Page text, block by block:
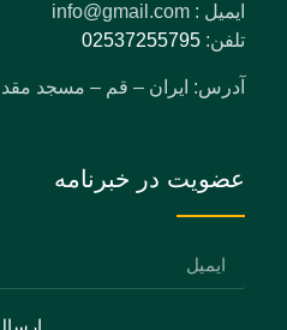
ایمیل : info@gmail.com
تلفن: 02537255795
آدرس: ایران – قم – مسجد
عضویت در خبرنامه